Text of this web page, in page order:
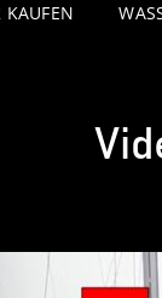
KAUFEN